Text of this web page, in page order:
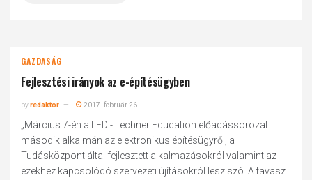
GAZDASÁG
Fejlesztési irányok az e-építésügyben
byredaktor 2017. február 26.
„Március 7-én a LED - Lechner Education előadássorozat
második alkalmán az elektronikus építésügyről, a
Tudásközpont által fejlesztett alkalmazásokról valamint az
ezekhez kapcsolódó szervezeti újításokról lesz szó. A tavasz